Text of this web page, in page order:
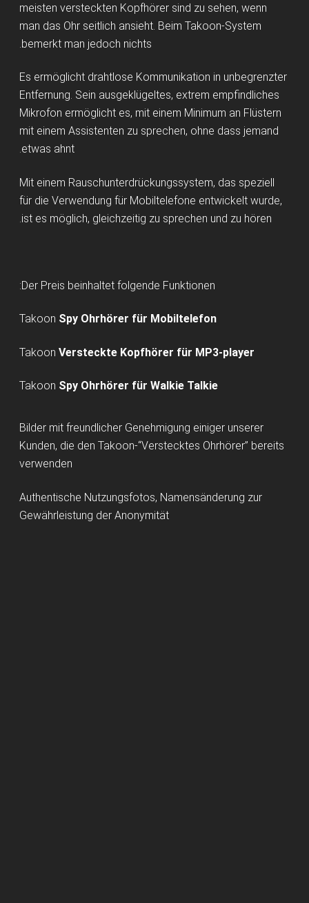
meisten versteckten Kopfhörer sind zu sehen, wenn
man das Ohr seitlich ansieht. Beim Takoon-System
bemerkt man jedoch nichts.
Es ermöglicht drahtlose Kommunikation in unbegrenzter
Entfernung. Sein ausgeklügeltes, extrem empfindliches
Mikrofon ermöglicht es, mit einem Minimum an Flüstern
mit einem Assistenten zu sprechen, ohne dass jemand
etwas ahnt.
Mit einem Rauschunterdrückungssystem, das speziell
für die Verwendung für Mobiltelefone entwickelt wurde,
ist es möglich, gleichzeitig zu sprechen und zu hören.
Der Preis beinhaltet folgende Funktionen:
Takoon Spy Ohrhörer für Mobiltelefon
TakoonVersteckte Kopfhörer für MP3-player
Takoon Spy Ohrhörer für Walkie Talkie
Bilder mit freundlicher Genehmigung einiger unserer
Kunden, die den Takoon-“Verstecktes Ohrhörer” bereits
verwenden
Authentische Nutzungsfotos, Namensänderung zur
Gewährleistung der Anonymität